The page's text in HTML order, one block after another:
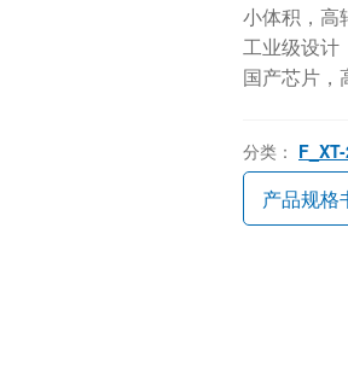
小体积，高
工业级设计
国产芯片，
分类：
产品规格